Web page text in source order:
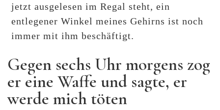
jetzt ausgelesen im Regal steht, ein
entlegener Winkel meines Gehirns ist noch
immer mit ihm beschäftigt.
Gegen sechs Uhr morgens zog
er eine Waffe und sagte, er
werde mich töten